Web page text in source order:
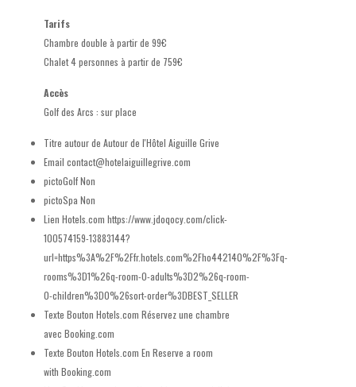
Tarifs
Chambre double à partir de 99€
Chalet 4 personnes à partir de 759€
Accès
Golf des Arcs : sur place
Titre autour de Autour de l'Hôtel Aiguille Grive
Email contact@hotelaiguillegrive.com
pictoGolfNon
pictoSpa Non
Lien Hotels.com https://www.jdoqocy.com/click-
100574159-13883144?
url=https%3A%2F%2Ffr.hotels.com%2Fho442140%2F%3Fq-
rooms%3D1%26q-room-0-adults%3D2%26q-room-
0-children%3D0%26sort-order%3DBEST_SELLER
Texte Bouton Hotels.com Réservez une chambre
avec Booking.com
Texte Bouton Hotels.com En Reserve a room
with Booking.com